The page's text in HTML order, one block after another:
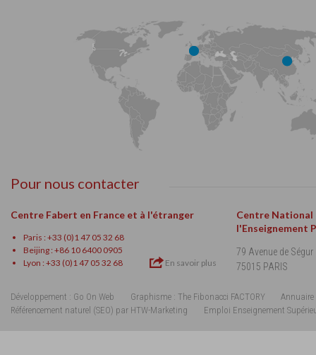
Pour nous contacter
Centre Fabert en France et à l'étranger
Paris : +33 (0)1 47 05 32 68
Beijing : +86 10 6400 0905
Lyon : +33 (0)1 47 05 32 68
En savoir plus
Centre National
l'Enseignement
79 Avenue de Ségur
75015 PARIS
Développement : Go On Web Graphisme : The Fibonacci FACTORY
Annuaire
Référencement naturel (SEO) par HTW-Marketing
Emploi Enseignement